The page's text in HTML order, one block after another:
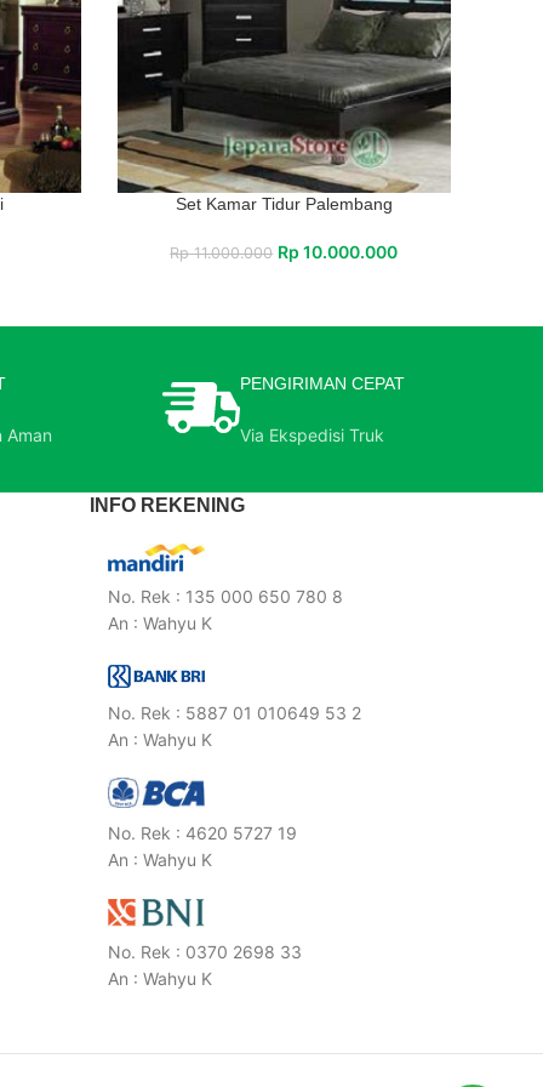
Set Kamar Tidur Palembang
Rp11.000.000 Rp 10.000.000
Aman
PENGIRIMAN CEPAT
Via Ekspedisi Truk
INFO REKENING
No. Rek : 135 000 650 780 8
An : Wahyu K
No. Rek : 5887 01 010649 53 2
An : Wahyu K
No. Rek : 4620 5727 19
An : Wahyu K
No. Rek : 0370 2698 33
An : Wahyu K